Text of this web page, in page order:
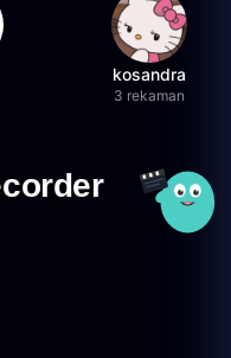
kosandra
3 rekaman